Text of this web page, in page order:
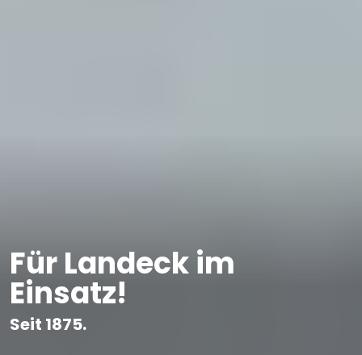
Für Landeck im
Einsatz!
Seit 1875.